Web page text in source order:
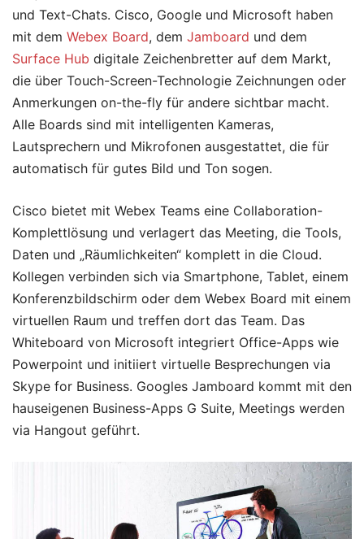
und Text-Chats. Cisco, Google und Microsoft haben
mit dem Webex Board, dem Jamboard und dem
Surface Hub digitale Zeichenbretter auf dem Markt,
die über Touch-Screen-Technologie Zeichnungen oder
Anmerkungen on-the-fly für andere sichtbar macht.
Alle Boards sind mit intelligenten Kameras,
Lautsprechern und Mikrofonen ausgestattet, die für
automatisch für gutes Bild und Ton sogen.
Cisco bietet mit Webex Teams eine Collaboration-
Komplettlösung und verlagert das Meeting, die Tools,
Daten und „Räumlichkeiten“ komplett in die Cloud.
Kollegen verbinden sich via Smartphone, Tablet, einem
Konferenzbildschirm oder dem Webex Board mit einem
virtuellen Raum und treffen dort das Team. Das
Whiteboard von Microsoft integriert Office-Apps wie
Powerpoint und initiiert virtuelle Besprechungen via
Skype for Business. Googles Jamboard kommt mit den
hauseigenen Business-Apps G Suite, Meetings werden
via Hangout geführt.